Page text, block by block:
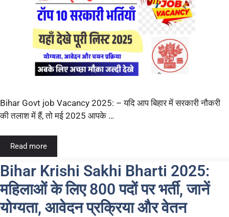
Bihar Govt job Vacancy 2025: – यदि आप बिहार में सरकारी नौकरी
की तलाश में हैं, तो मई 2025 आपके …
Read more
Bihar Krishi Sakhi Bharti 2025:
महिलाओं के लिए 800 पदों पर भर्ती, जानें
योग्यता, आवेदन प्रक्रिया और वेतन